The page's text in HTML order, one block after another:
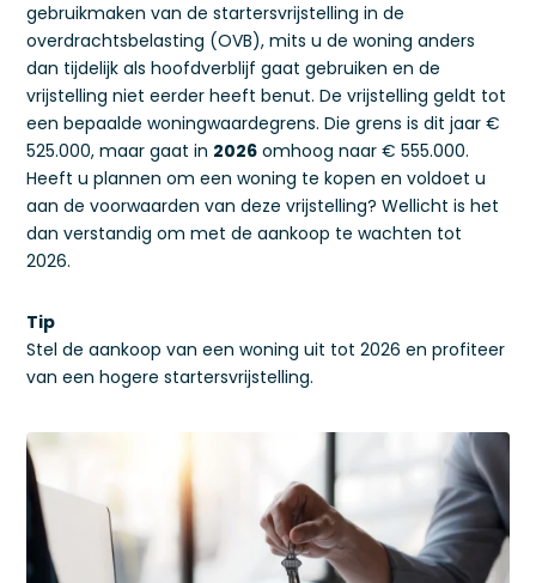
gebruikmaken van de startersvrijstelling in de
overdrachtsbelasting (OVB), mits u de woning anders
dan tijdelijk als hoofdverblijf gaat gebruiken en de
vrijstelling niet eerder heeft benut. De vrijstelling geldt tot
een bepaalde woningwaardegrens. Die grens is dit jaar €
525.000, maar gaat in 2026 omhoog naar € 555.000.
Heeft u plannen om een woning te kopen en voldoet u
aan de voorwaarden van deze vrijstelling? Wellicht is het
dan verstandig om met de aankoop te wachten tot
2026.
Tip
Stel de aankoop van een woning uit tot 2026 en profiteer
van een hogere startersvrijstelling.